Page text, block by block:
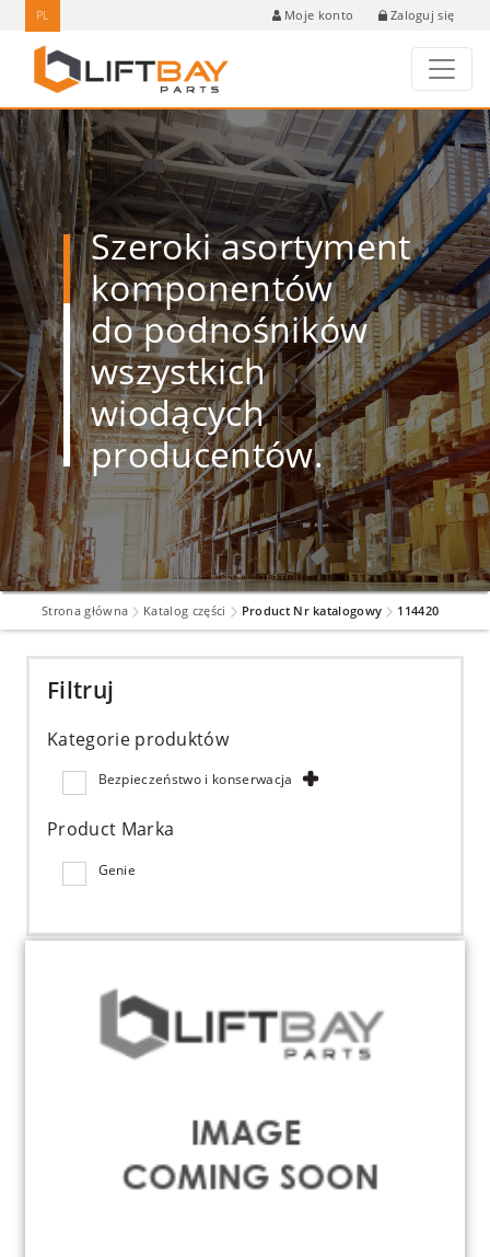
PL Moje konto Zaloguj się
Szeroki asortyment
komponentów
do podnośników
wszystkich
wiodących
producentów.
Strona główna Katalog części Product Nr katalogowy 114420
Filtruj
Kategorie produktów
Bezpieczeństwo i konserwacja
Product Marka
Genie